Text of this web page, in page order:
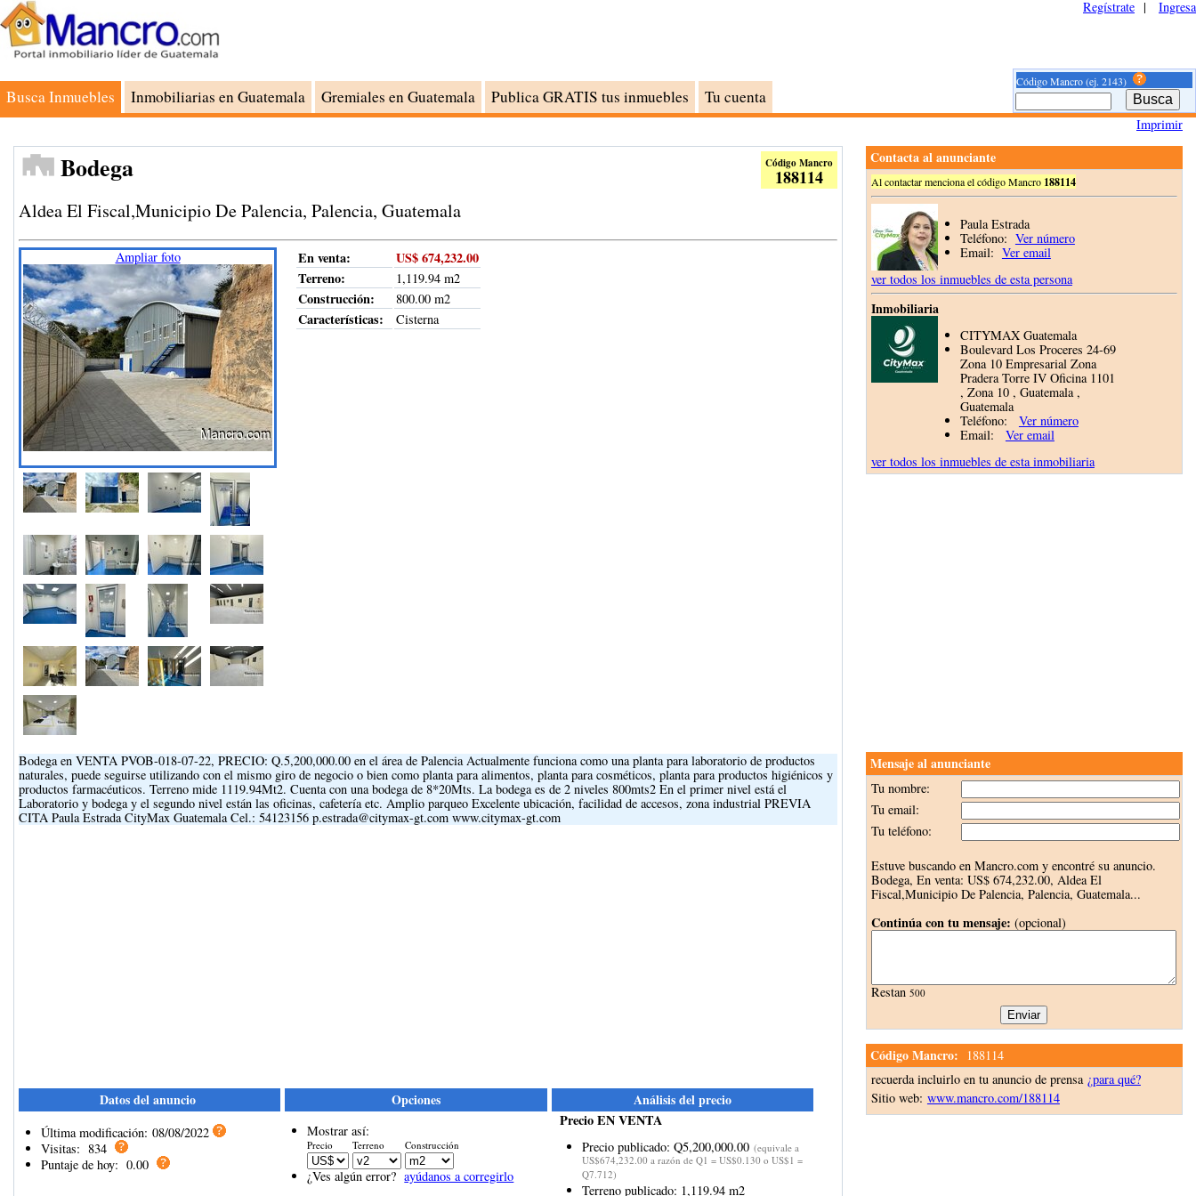
Busca Inmuebles Inmobiliarias en Guatemala Gremiales en Guatemala Publica GRATIS tus inmuebles Tu cuenta
Regístrate | Ingresa
Código Mancro (ej. 2143)
Imprimir
Bodega Código Mancro
188114
Aldea El Fiscal,Municipio De Palencia, Palencia, Guatemala
Ampliar foto En venta:
US$ 674,232.00
Terreno: 1,119.94 m2
Construcción: 800.00 m2
Características: Cisterna
Bodega en VENTA PVOB-018-07-22, PRECIO: Q.5,200,000.00 en el área de Palencia Actualmente funciona como una planta para laboratorio de productos
naturales, puede seguirse utilizando con el mismo giro de negocio o bien como planta para alimentos, planta para cosméticos, planta para productos higiénicos y
productos farmacéuticos. Terreno mide 1119.94Mt2. Cuenta con una bodega de 8*20Mts. La bodega es de 2 niveles 800mts2 En el primer nivel está el
Laboratorio y bodega y el segundo nivel están las oficinas, cafetería etc. Amplio parqueo Excelente ubicación, facilidad de accesos, zona industrial PREVIA
CITA Paula Estrada CityMax Guatemala Cel.: 54123156 p.estrada@citymax-gt.com www.citymax-gt.com
Datos del anuncio
Última modificación: 08/08/2022
Visitas: 834
Puntaje de hoy: 0.00
Opciones
Mostrar así:
Precio Terreno Construcción
¿Ves algún error? ayúdanos a corregirlo
Análisis del precio
Precio EN VENTA
Precio publicado: Q5,200,000.00 (equivale a
US$674,232.00 a razón de Q1 = US$0.130 o US$1 =
Q7.712)
Terreno publicado: 1,119.94 m2
Contacta al anunciante
Al contactar menciona el código Mancro 188114
Paula Estrada
Teléfono: Ver número
Email: Ver email
ver todos los inmuebles de esta persona
Inmobiliaria
CITYMAX Guatemala
Boulevard Los Proceres 24-69
Zona 10 Empresarial Zona
Pradera Torre IV Oficina 1101
, Zona 10 , Guatemala ,
Guatemala
Teléfono:
Ver número
Email:
Ver email
ver todos los inmuebles de esta inmobiliaria
Mensaje al anunciante
Tu nombre:
Tu email:
Tu teléfono:
Estuve buscando en Mancro.com y encontré su anuncio.
Bodega, En venta: US$ 674,232.00, Aldea El
Fiscal,Municipio De Palencia, Palencia, Guatemala...
Continúa con tu mensaje: (opcional)
Restan 500
Código Mancro:
188114
recuerda incluirlo en tu anuncio de prensa ¿para qué?
Sitio web: www.mancro.com/188114